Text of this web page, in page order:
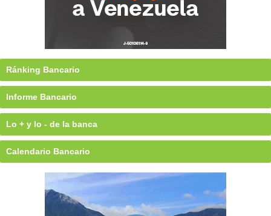
Ránking Bancario
Informe Bancario
Lo + y lo - de la banca
Calendario Bancario